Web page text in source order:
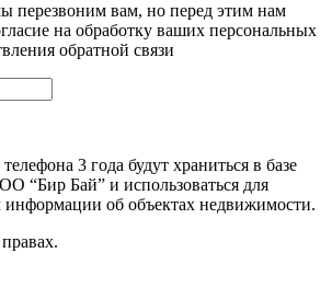
перезвоним вам, но перед этим нам
на обработку ваших персональных
обратной связи
3 года будут храниться в базе
“Бир Бай” и использоваться для
информации об объектах недвижимости.